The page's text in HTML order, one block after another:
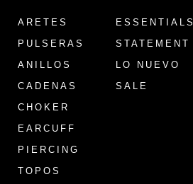
ARETES
PULSERAS
ANILLOS
CADENAS
CHOKER
EARCUFF
PIERCING
TOPOS
ESSENTIALS
STATEMENT
LO NUEVO
SALE